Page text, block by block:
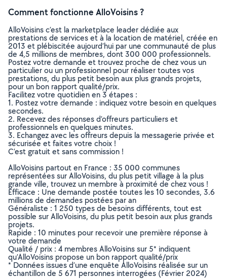
Comment fonctionne AlloVoisins ?
AlloVoisins c’est la marketplace leader dédiée aux
prestations de services et à la location de matériel, créée en
2013 et plébiscitée aujourd’hui par une communauté de plus
de 4,5 millions de membres, dont 300 000 professionnels.
Postez votre demande et trouvez proche de chez vous un
particulier ou un professionnel pour réaliser toutes vos
prestations, du plus petit besoin aux plus grands projets,
pour un bon rapport qualité/prix.
Facilitez votre quotidien en 3 étapes :
1. Postez votre demande : indiquez votre besoin en quelques
secondes.
2. Recevez des réponses d’offreurs particuliers et
professionnels en quelques minutes.
3. Echangez avec les offreurs depuis la messagerie privée et
sécurisée et faites votre choix !
C’est gratuit et sans commission !
AlloVoisins partout en France : 35 000 communes
représentées sur AlloVoisins, du plus petit village à la plus
grande ville, trouvez un membre à proximité de chez vous !
Efficace : Une demande postée toutes les 10 secondes, 3.6
millions de demandes postées par an
Généraliste : 1 250 types de besoins différents, tout est
possible sur AlloVoisins, du plus petit besoin aux plus grands
projets.
Rapide : 10 minutes pour recevoir une première réponse à
votre demande
Qualité / prix : 4 membres AlloVoisins sur 5* indiquent
qu’AlloVoisins propose un bon rapport qualité/prix
* Données issues d’une enquête AlloVoisins réalisée sur un
échantillon de 5 671 personnes interrogées (Février 2024)